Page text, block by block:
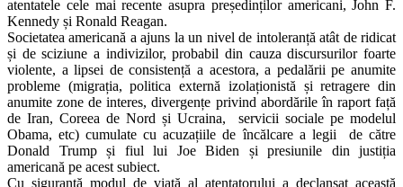
atentatele cele mai recente asupra președinților americani, John F.
Kennedy și Ronald Reagan.
Societatea americană a ajuns la un nivel de intoleranță atât de ridicat
și de sciziune a indivizilor, probabil din cauza discursurilor foarte
violente, a lipsei de consistență a acestora, a pedalării pe anumite
probleme (migrația, politica externă izolaționistă și retragere din
anumite zone de interes, divergențe privind abordările în raport față
de Iran, Coreea de Nord și Ucraina, servicii sociale pe modelul
Obama, etc) cumulate cu acuzațiile de încălcare a legii de către
Donald Trump și fiul lui Joe Biden și presiunile din justiția
americană pe acest subiect.
Cu siguranță modul de viață al atentatorului a declanșat această